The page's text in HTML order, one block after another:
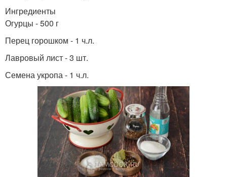
Ингредиенты
Огурцы - 500 г
Перец горошком - 1 ч.л.
Лавровый лист - 3 шт.
Семена укропа - 1 ч.л.